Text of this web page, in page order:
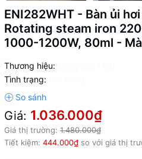
ENI282WHT - Bàn ủi
Rotating steam iron
1000-1200W, 80ml -
Thương hiệu:
Tình trạng:
Giá: 1.036.000₫
Giá thị trường: 1.480.000₫
Tiết kiệm: 444.000₫ so với giá thị